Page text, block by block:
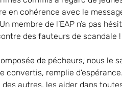
en cohérence avec le
membre de l’EAP n’a pas
des fauteurs de scandale !
de pécheurs, nous le
convertis, remplie
des autres, les aider dans